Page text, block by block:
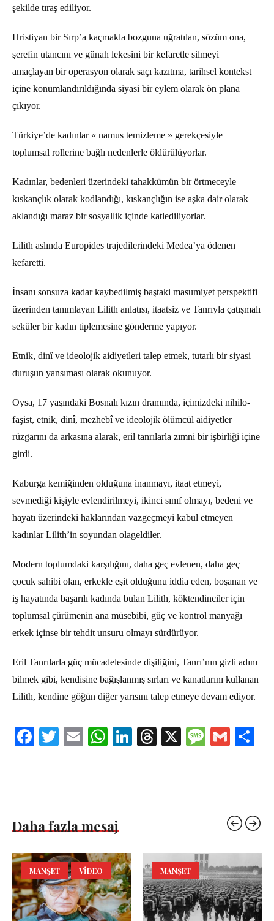
şekilde tıraş ediliyor.
Hristiyan bir Sırp’a kaçmakla bozguna uğratılan, sözüm ona,
şerefin utancını ve günah lekesini bir kefaretle silmeyi
amaçlayan bir operasyon olarak saçı kazıtma, tarihsel kontekst
içine konumlandırıldığında siyasi bir eylem olarak ön plana
çıkıyor.
Türkiye’de kadınlar « namus temizleme » gerekçesiyle
toplumsal rollerine bağlı nedenlerle öldürülüyorlar.
Kadınlar, bedenleri üzerindeki tahakkümün bir örtmeceyle
kıskançlık olarak kodlandığı, kıskançlığın ise aşka dair olarak
aklandığı maraz bir sosyallik içinde katlediliyorlar.
Lilith aslında Europides trajedilerindeki Medea’ya ödenen
kefaretti.
İnsanı sonsuza kadar kaybedilmiş baştaki masumiyet perspektifi
üzerinden tanımlayan Lilith anlatısı, itaatsiz ve Tanrıyla çatışmalı
seküler bir kadın tiplemesine gönderme yapıyor.
Etnik, dinî ve ideolojik aidiyetleri talep etmek, tutarlı bir siyasi
duruşun yansıması olarak okunuyor.
Oysa, 17 yaşındaki Bosnalı kızın dramında, içimizdeki nihilo-
faşist, etnik, dinî, mezhebî ve ideolojik ölümcül aidiyetler
rüzgarını da arkasına alarak, eril tanrılarla zımni bir işbirliği içine
girdi.
Kaburga kemiğinden olduğuna inanmayı, itaat etmeyi,
sevmediği kişiyle evlendirilmeyi, ikinci sınıf olmayı, bedeni ve
hayatı üzerindeki haklarından vazgeçmeyi kabul etmeyen
kadınlar Lilith’in soyundan olageldiler.
Modern toplumdaki karşılığını, daha geç evlenen, daha geç
çocuk sahibi olan, erkekle eşit olduğunu iddia eden, boşanan ve
iş hayatında başarılı kadında bulan Lilith, köktendinciler için
toplumsal çürümenin ana müsebibi, güç ve kontrol manyağı
erkek içinse bir tehdit unsuru olmayı sürdürüyor.
Eril Tanrılarla güç mücadelesinde dişiliğini, Tanrı’nın gizli adını
bilmek gibi, kendisine bağışlanmış sırları ve kanatlarını kullanan
Lilith, kendine göğün diğer yarısını talep etmeye devam ediyor.
FacebookTwitterEmail WhatsAppLinkedInThreads
X Message
Gmail
Daha fazla mesaj
MANŞET VIDEO MANŞET